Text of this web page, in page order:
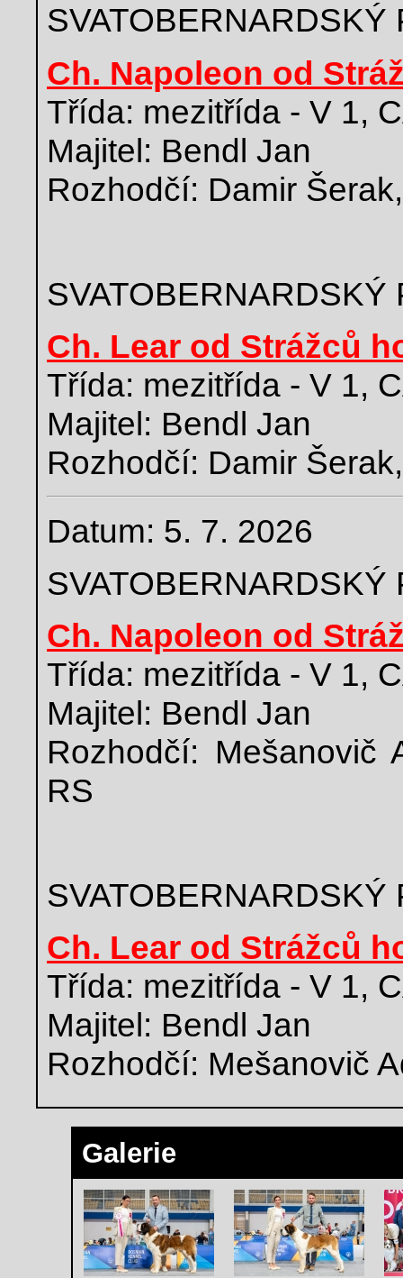
Ch. Napoleon od
Třída: mezitřída - V 1,
Majitel: Bendl Jan
Rozhodčí: Damir
Ch. Lear od Strážců
Třída: mezitřída - V 1,
Majitel: Bendl Jan
Rozhodčí: Damir
Datum: 5. 7. 2026
Ch. Napoleon od
Třída: mezitřída - V 1,
Majitel: Bendl Jan
Rozhodčí: Mešanovič
RS
Ch. Lear od Strážců
Třída: mezitřída - V 1,
Majitel: Bendl Jan
Rozhodčí: Mešanovič
Galerie